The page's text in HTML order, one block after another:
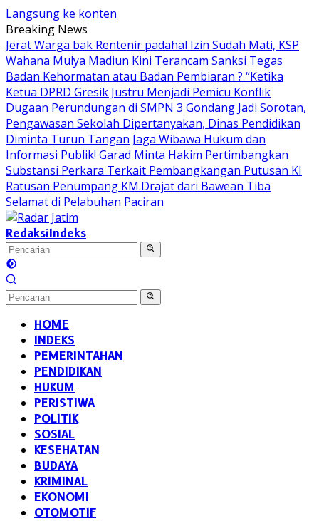
Langsung ke konten
Breaking News
Jerat Warga bak Rentenir padahal Izin Sudah Mati, KSP
Wahana Mulya Madiun Kini Terancam Sanksi Tegas
Badan Kehormatan atau Badan Pembiaran ? “Ketika
Ketua DPRD Gresik Justru Menjadi Pemicu Konflik
Dugaan Perundungan di SMPN 3 Gondang Jadi Sorotan,
Pengawasan Sekolah Dipertanyakan, Dinas Pendidikan
Diminta Turun Tangan Jaga Wibawa Hukum dan
Informasi Publik! Garad Minta Hakim Pertimbangkan
Substansi Perkara Terkait Pembangkangan Putusan KI
Ratusan Penumpang KM.Drajat dari Bawean Tiba
Selamat di Pelabuhan Paciran
RedaksiIndeks
HOME
INDEKS
PEMERINTAHAN
PENDIDIKAN
HUKUM
PERISTIWA
POLITIK
SOSIAL
KESEHATAN
BUDAYA
KRIMINAL
EKONOMI
OTOMOTIF